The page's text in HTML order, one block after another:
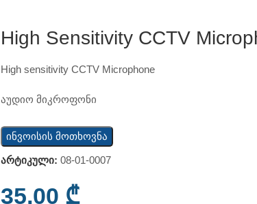
High Sensitivity CCTV
High sensitivity CCTV Microphone
აუდიო მიკროფონი
ინვოისის მოთხოვნა
არტიკული: 08-01-0007
35,00 ₾